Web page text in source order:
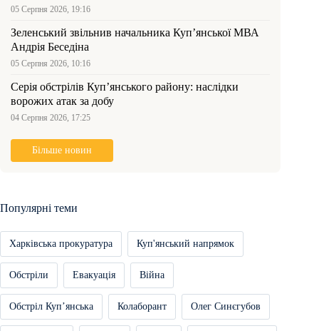
05 Серпня 2026, 19:16
Зеленський звільнив начальника Купʼянської МВА
Андрія Беседіна
05 Серпня 2026, 10:16
Серія обстрілів Куп’янського району: наслідки
ворожих атак за добу
04 Серпня 2026, 17:25
Більше новин
Популярні теми
Харківська прокуратура Куп'янський напрямок
Обстріли Евакуація Війна
Обстріл Купʼянська Колаборант Олег Синєгубов